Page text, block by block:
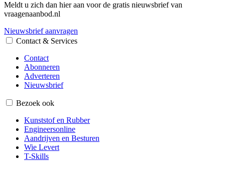
Meldt u zich dan hier aan voor de gratis nieuwsbrief van
vraagenaanbod.nl
Nieuwsbrief aanvragen
Contact & Services
Contact
Abonneren
Adverteren
Nieuwsbrief
Bezoek ook
Kunststof en Rubber
Engineersonline
Aandrijven en Besturen
Wie Levert
T-Skills